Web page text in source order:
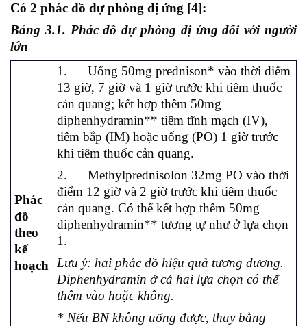
Có 2 phác đồ dự phòng dị ứng [4]:
Bảng 3.1. Phác đồ dự phòng dị ứng đối với người
lớn
Phác
đồ
theo
kế
hoạch
1. Uống 50mg prednison* vào thời điểm
13 giờ, 7 giờ và 1 giờ trước khi tiêm thuốc
cản quang; kết hợp thêm 50mg
diphenhydramin** tiêm tĩnh mạch (IV),
tiêm bắp (IM) hoặc uống (PO) 1 giờ trước
khi tiêm thuốc cản quang.
2. Methylprednisolon 32mg PO vào thời
điểm 12 giờ và 2 giờ trước khi tiêm thuốc
cản quang. Có thể kết hợp thêm 50mg
diphenhydramin** tương tự như ở lựa chọn
1.
Lưu ý: hai phác đồ hiệu quả tương đương.
Diphenhydramin ở cả hai lựa chọn có thể
thêm vào hoặc không.
* Nếu BN không uống được, thay bằng